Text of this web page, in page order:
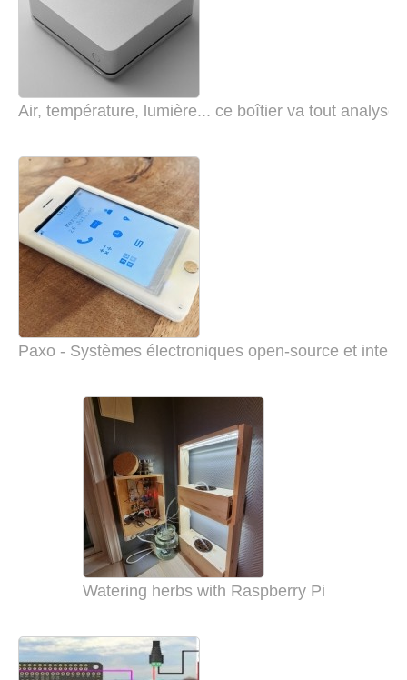
Air, température, lumière... ce boîtier va tout
Paxo - Systèmes électroniques open-source et
Watering herbs with Raspberry Pi